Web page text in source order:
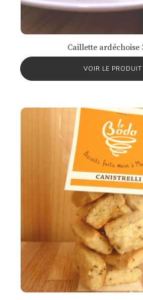
Caillette ardéchoise
VOIR LE PRODUIT